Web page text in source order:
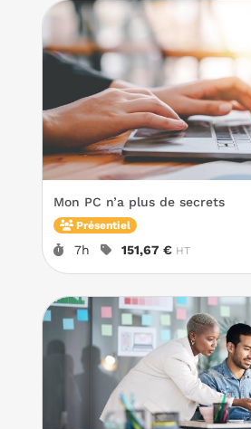
Mon PC n’a plus de secrets
Présentiel
Durée :
7h Prix :
151,67 € HT